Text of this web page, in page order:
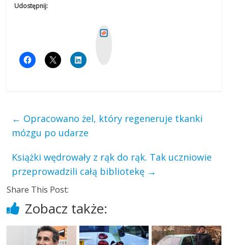
Udostępnij:
← Opracowano żel, który regeneruje tkanki
mózgu po udarze
Książki wędrowały z rąk do rąk. Tak uczniowie
przeprowadzili całą bibliotekę →
Share This Post:
Zobacz także: